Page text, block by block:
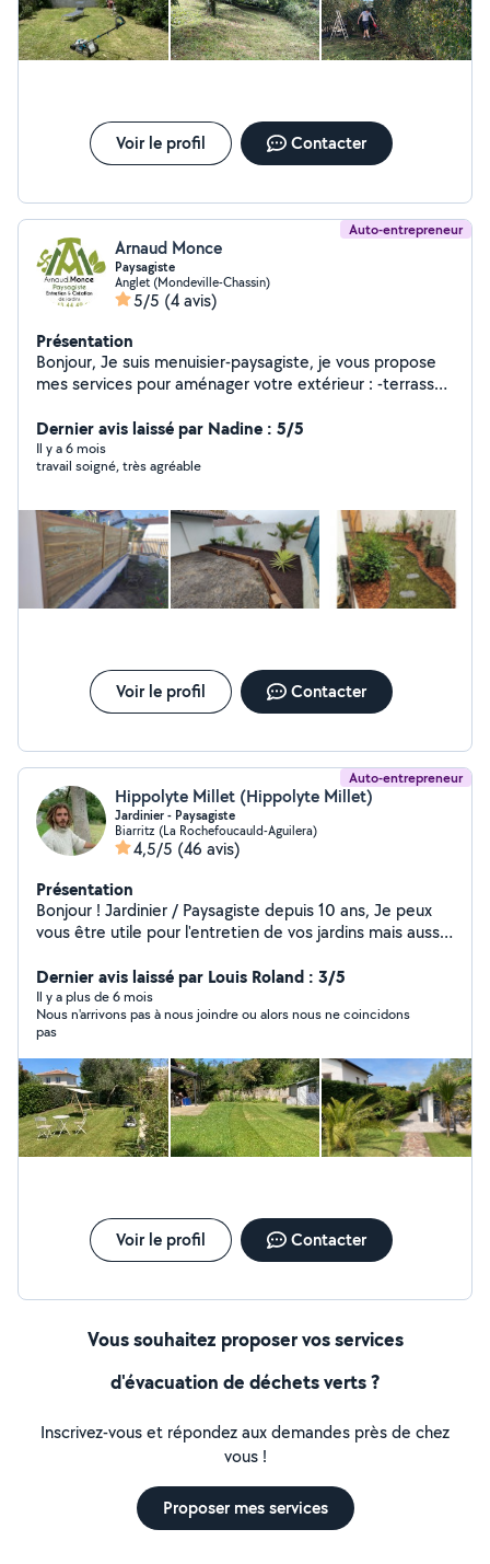
Voir le profil Contacter
Auto-entrepreneur
Arnaud Monce
Paysagiste
Anglet (Mondeville-Chassin)
5/5 (4 avis)
Présentation
Bonjour, Je suis menuisier-paysagiste, je vous propose
mes services pour aménager votre extérieur : -terrasse
de sable -berlinoise -escalier -arrosage automatique -
bordures métalliques -pergola -abris -clôture -petite
maçonnerie -cabane -entretien de votre extérieur -
Autre demande me consulter
Dernier avis laissé par Nadine : 5/5
Il y a 6 mois
travail soigné, très agréable
Voir le profil Contacter
Auto-entrepreneur
Hippolyte Millet (Hippolyte Millet)
Jardinier - Paysagiste
Biarritz (La Rochefoucauld-Aguilera)
4,5/5 (46 avis)
Présentation
Bonjour ! Jardinier / Paysagiste depuis 10 ans, Je peux
vous être utile pour l'entretien de vos jardins mais aussi
camion benne et de tout les outils nécessaires pour
travailler efficacement et dans le respect des végétaux
et des règles de sécurités.
Dernier avis laissé par Louis Roland : 3/5
Il y a plus de 6 mois
Nous n'arrivons pas à nous joindre ou alors nous ne coincidons
pas
Voir le profil Contacter
Vous souhaitez proposer vos services
d'évacuation de déchets verts ?
Inscrivez-vous et répondez aux demandes près de chez
vous !
Proposer mes services